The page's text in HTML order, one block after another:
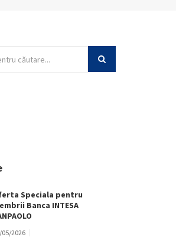
Speciala pentru
Banca INTESA
05/2026